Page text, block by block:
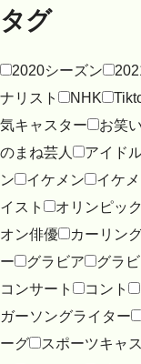
タグ
2020シーズン
ナリスト
NHK
気キャスター
お笑い
のまね芸人
アイド
ン
イケメン イケ
イスト
オリンピック
オン俳優
カーリン
ー
グラビア グラ
コンサート
コント
ガーソングライター
ーグ
スポーツキャ